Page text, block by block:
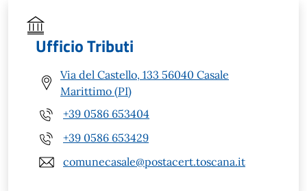
Ufficio Tributi
Via del Castello, 133 56040 Casale
Marittimo (PI)
+39 0586 653404
+39 0586 653429
comunecasale@postacert.toscana.it